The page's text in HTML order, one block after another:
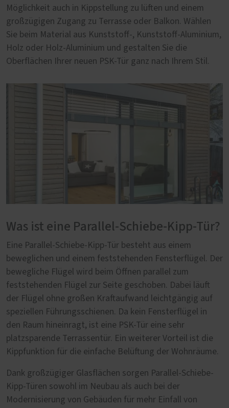
Möglichkeit auch in Kippstellung zu lüften und einem
großzügigen Zugang zu Terrasse oder Balkon. Wählen
Sie beim Material aus Kunststoff-, Kunststoff-Aluminium,
Holz oder Holz-Aluminium und gestalten Sie die
Oberflächen Ihrer neuen PSK-Tür ganz nach Ihrem Stil.
Was ist eine Parallel-Schiebe-Kipp-Tür?
Eine Parallel-Schiebe-Kipp-Tür besteht aus einem
beweglichen und einem feststehenden Fensterflügel. Der
bewegliche Flügel wird beim Öffnen parallel zum
feststehenden Flügel zur Seite geschoben. Dabei läuft
der Flügel ohne großen Kraftaufwand leichtgängig auf
speziellen Führungsschienen. Da kein Fensterflügel in
den Raum hineinragt, ist eine PSK-Tür eine sehr
platzsparende Terrassentür. Ein weiterer Vorteil ist die
Kippfunktion für die einfache Belüftung der Wohnräume.
Dank großzügiger Glasflächen sorgen Parallel-Schiebe-
Kipp-Türen sowohl im Neubau als auch bei der
Modernisierung von Gebäuden für mehr Einfall von